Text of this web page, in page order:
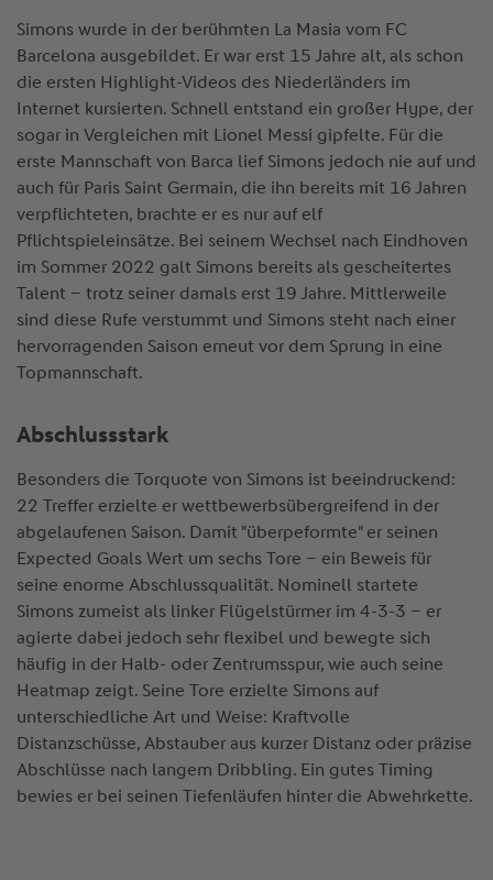
Simons wurde in der berühmten La Masia vom FC
Barcelona ausgebildet. Er war erst 15 Jahre alt, als schon
die ersten Highlight-Videos des Niederländers im
Internet kursierten. Schnell entstand ein großer Hype, der
sogar in Vergleichen mit Lionel Messi gipfelte. Für die
erste Mannschaft von Barca lief Simons jedoch nie auf und
auch für Paris Saint Germain, die ihn bereits mit 16 Jahren
verpflichteten, brachte er es nur auf elf
Pflichtspieleinsätze. Bei seinem Wechsel nach Eindhoven
im Sommer 2022 galt Simons bereits als gescheitertes
Talent – trotz seiner damals erst 19 Jahre. Mittlerweile
sind diese Rufe verstummt und Simons steht nach einer
hervorragenden Saison erneut vor dem Sprung in eine
Topmannschaft.
Abschlussstark
Besonders die Torquote von Simons ist beeindruckend:
22 Treffer erzielte er wettbewerbsübergreifend in der
abgelaufenen Saison. Damit "überpeformte" er seinen
Expected Goals Wert um sechs Tore – ein Beweis für
seine enorme Abschlussqualität. Nominell startete
Simons zumeist als linker Flügelstürmer im 4-3-3 – er
agierte dabei jedoch sehr flexibel und bewegte sich
häufig in der Halb- oder Zentrumsspur, wie auch seine
Heatmap zeigt. Seine Tore erzielte Simons auf
unterschiedliche Art und Weise: Kraftvolle
Distanzschüsse, Abstauber aus kurzer Distanz oder präzise
Abschlüsse nach langem Dribbling. Ein gutes Timing
bewies er bei seinen Tiefenläufen hinter die Abwehrkette.